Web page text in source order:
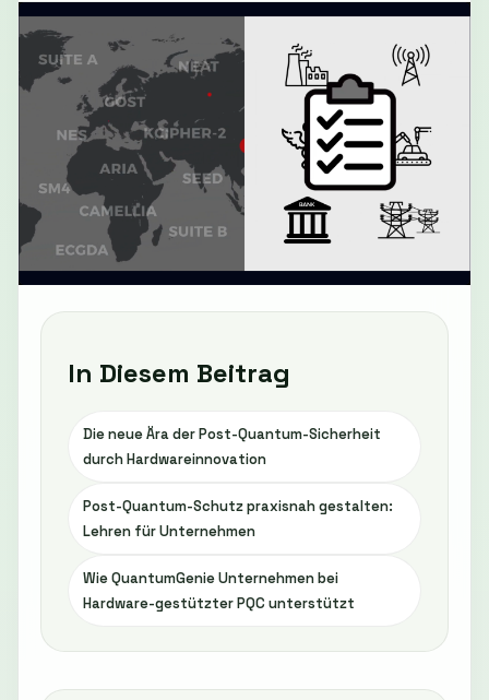
In Diesem Beitrag
Die neue Ära der Post-Quantum-Sicherheit
durch Hardwareinnovation
Post-Quantum-Schutz praxisnah gestalten:
Lehren für Unternehmen
Wie QuantumGenie Unternehmen bei
Hardware-gestützter PQC unterstützt